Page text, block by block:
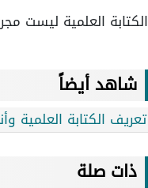
الكتابة العلمية ليست
شاهد أيضاً
تعريف الكتابة العلمية
ذات صلة